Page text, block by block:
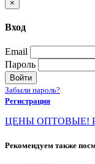
×
Вход
Email
Пароль
Войти
Забыли пароль?
Регистрация
ЦЕНЫ ОПТОВЫЕ!
Рекомендуем также